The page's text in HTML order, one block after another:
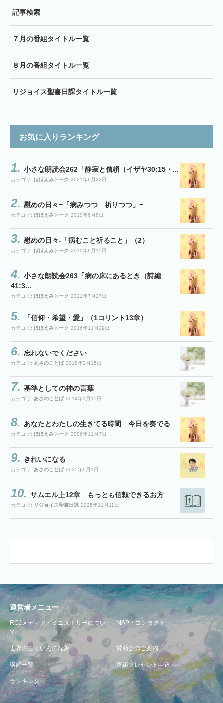
記事検索
７月の番組タイトル一覧
８月の番組タイトル一覧
リジョイス聖書日課タイトル一覧
お気に入りランキング
小さな朗読会262「静寂と信頼（イザヤ30:15・...
カテゴリ: ほほえみトーク 2021年6月22日
慰めの日々−「病みつつ 祈りつつ」−
カテゴリ: ほほえみトーク 2010年6月8日
慰めの日々-「病むこと祈ること」（2）
カテゴリ: ほほえみトーク 2010年6月15日
小さな朗読会263「病の床にあるとき（詩編
41:3...
カテゴリ: ほほえみトーク 2021年7月27日
「信仰・希望・愛」（1コリント13章）
カテゴリ: ほほえみトーク 2016年11月29日
忘れないでください
カテゴリ: あさのことば 2018年2月15日
基準としての神の言葉
カテゴリ: あさのことば 2014年1月15日
あなたとわたしの生きてる時間 今日を奏でる
カテゴリ: ほほえみトーク 2006年11月7日
きれいになる
カテゴリ: あさのことば 2025年9月1日
サムエル上12章 もっとも信頼できるお方
カテゴリ: リジョイス聖書日課 2025年11月11日
運営者メニュー
RCJメディア・ミニストリーについ
て
MAP・コンタクト
世界のふくいんのなみ 賛助会のご案内
講師一覧 番組プレゼント申込
ランキング